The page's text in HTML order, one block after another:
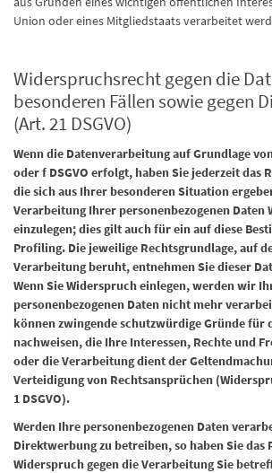
Union oder eines Mitgliedstaats verarbeitet
Widerspruchsrecht gegen die
besonderen Fällen sowie gegen
(Art. 21 DSGVO)
Wenn die Datenverarbeitung auf Grundlage
oder f DSGVO erfolgt, haben Sie jederzeit das
die sich aus Ihrer besonderen Situation
Verarbeitung Ihrer personenbezogenen Daten
einzulegen; dies gilt auch für ein auf diese
Profiling. Die jeweilige Rechtsgrundlage, auf
Verarbeitung beruht, entnehmen Sie dieser
Wenn Sie Widerspruch einlegen, werden wir
personenbezogenen Daten nicht mehr
können zwingende schutzwürdige Gründe für
nachweisen, die Ihre Interessen, Rechte und
oder die Verarbeitung dient der
Verteidigung von Rechtsansprüchen
1 DSGVO).
Werden Ihre personenbezogenen Daten
Direktwerbung zu betreiben, so haben Sie das
Widerspruch gegen die Verarbeitung Sie